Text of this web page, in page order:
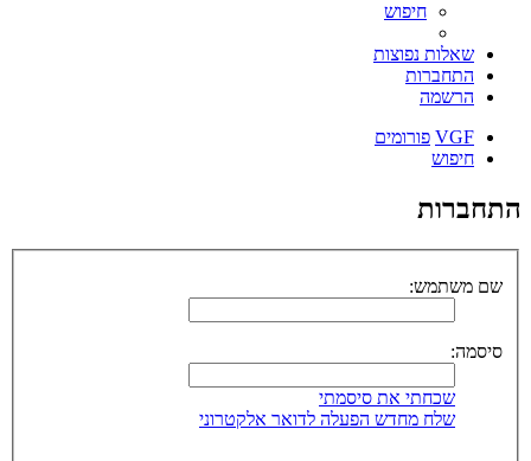
חיפוש
שאלות נפוצות
התחברות
הרשמה
VGF פורומים
חיפוש
התחברות
שם משתמש:
סיסמה:
שכחתי את סיסמתי
שלח מחדש הפעלה לדואר אלקטרוני